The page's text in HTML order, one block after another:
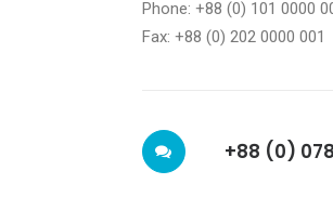
Phone: +88 (0) 101 0000
Fax: +88 (0) 202 0000 001
+88 (0)